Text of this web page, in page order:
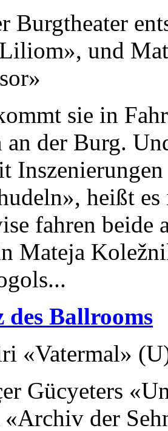
Burgtheater
und
sie in
an der Burg.
heißt
fahren beide
Mateja
des Ballrooms
«Vatermal»
Gücyeters
der